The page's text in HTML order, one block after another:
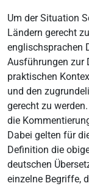
Um der Situation
Ländern gerecht
englischsprachen
Ausführungen zur
praktischen
und den
gerecht zu
die
Dabei gelten für
Definition die
deutschen
einzelne Begriffe,